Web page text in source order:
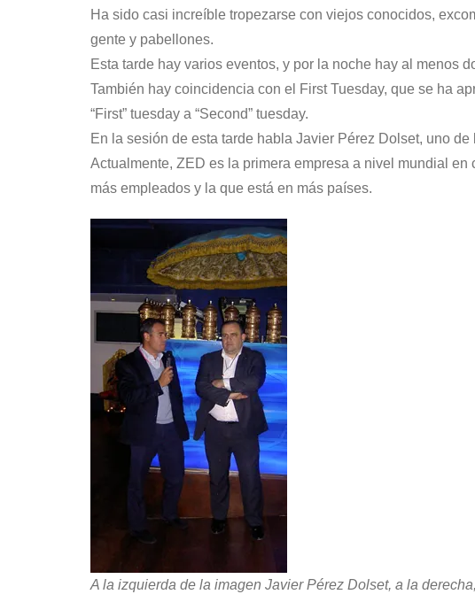
Ha sido casi increíble tropezarse con viejos conocidos,
gente y pabellones.
Esta tarde hay varios eventos, y por la noche hay al menos
También hay coincidencia con el First Tuesday, que se ha
“First” tuesday a “Second” tuesday.
En la sesión de esta tarde habla Javier Pérez Dolset, uno
Actualmente, ZED es la primera empresa a nivel mundial
más empleados y la que está en más países.
A la izquierda de la imagen Javier Pérez Dolset, a la